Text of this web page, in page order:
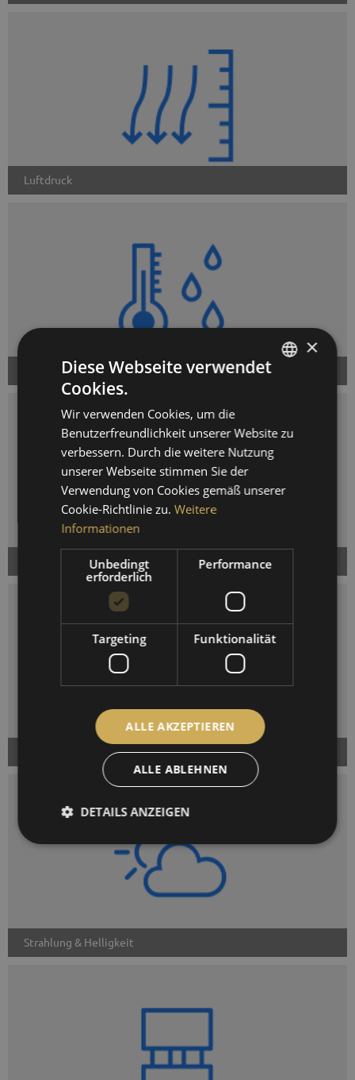
Luftdruck
Luftfeuchte & Temperatur
Strahlung & Helligkeit
×
Diese Webseite verwendet
Cookies.
Wir verwenden Cookies, um die
Benutzerfreundlichkeit unserer Website zu
verbessern. Durch die weitere Nutzung
unserer Webseite stimmen Sie der
Verwendung von Cookies gemäß unserer
Cookie-Richtlinie zu. Weitere
Informationen
Unbedingt
erforderlich
Performance
Targeting Funktionalität
ALLE AKZEPTIEREN
ALLE ABLEHNEN
DETAILS ANZEIGEN